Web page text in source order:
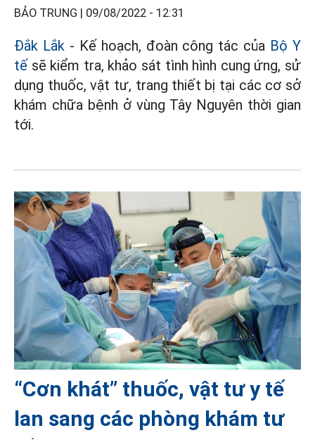
BẢO TRUNG | 09/08/2022 - 12:31
Đắk Lắk- Kế hoạch, đoàn công tác của Bộ Y
tế sẽ kiểm tra, khảo sát tình hình cung ứng, sử
dụng thuốc, vật tư, trang thiết bị tại các cơ sở
khám chữa bệnh ở vùng Tây Nguyên thời gian
tới.
“Cơn khát” thuốc, vật tư y tế
lan sang các phòng khám tư